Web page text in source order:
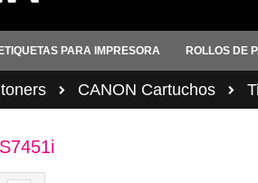
PARA IMPRESORA ROLLOS DE
CANON Cartuchos